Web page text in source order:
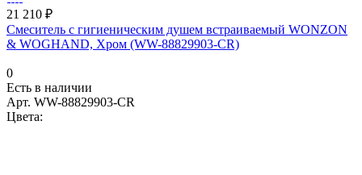
21 210 ₽
Смеситель с гигиеническим душем встраиваемый WONZON
& WOGHAND, Хром (WW-88829903-CR)
0
Есть в наличии
Арт. WW-88829903-CR
Цвета: